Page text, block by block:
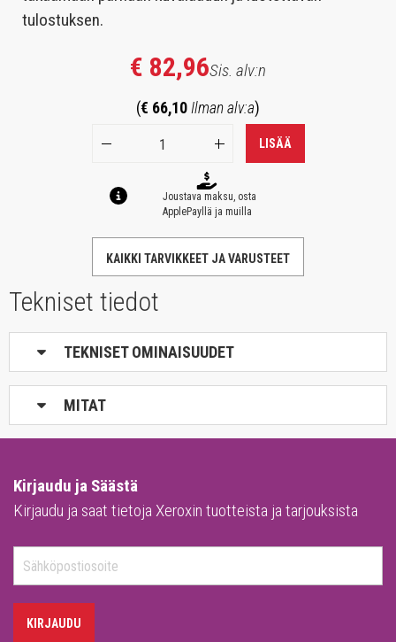
tulostuksen.
€ 82,96Sis. alv:n
(€ 66,10 Ilman alv:a)
LISÄÄ
Joustava maksu, osta
ApplePayllä ja muilla
KAIKKI TARVIKKEET JA VARUSTEET
Tekniset tiedot
TEKNISET OMINAISUUDET
MITAT
Kirjaudu ja Säästä
Kirjaudu ja saat tietoja Xeroxin tuotteista ja tarjouksista
KIRJAUDU